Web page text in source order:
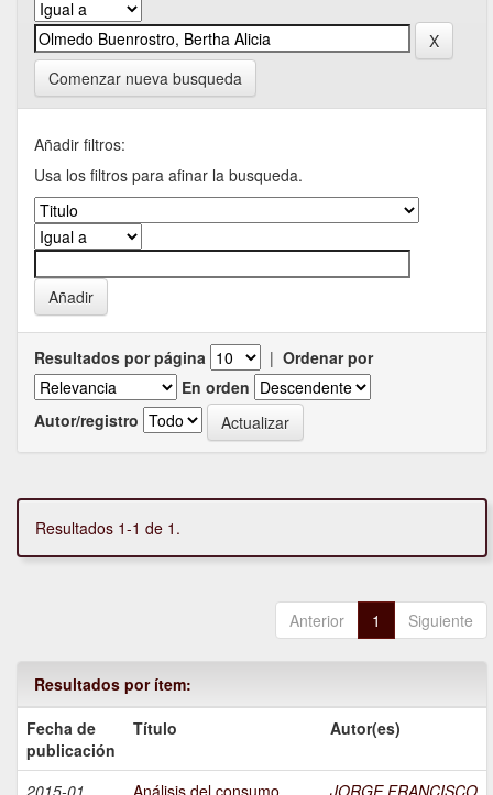
Comenzar nueva busqueda
Añadir filtros:
Usa los filtros para afinar la busqueda.
Resultados por página | Ordenar por
En orden
Autor/registro
Resultados 1-1 de 1.
Anterior 1 Siguiente
Resultados por ítem:
Fecha de
publicación
Título Autor(es)